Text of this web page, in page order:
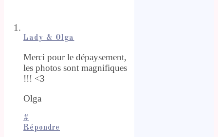
Lady & Olga
Merci pour le dépaysement,
les photos sont magnifiques
!!! <3
Olga
#
Répondre